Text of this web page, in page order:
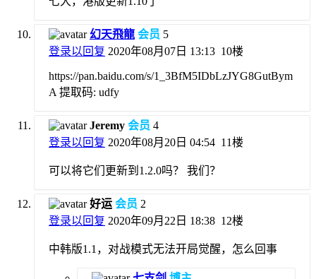
幻天飛龍 会员 5
登录以回复 2020年08月07日 13:13 10楼
https://pan.baidu.com/s/1_3BfM5IDbLzJYG8GutBym
A 提取码: udfy
Jeremy 会员 4
登录以回复 2020年08月20日 04:54 11楼
可以将它们更新到1.2.0吗？ 我们？
好运 会员 2
登录以回复 2020年09月22日 18:38 12楼
中韩版1.1，对战模式无法开局觉醒，怎么回事